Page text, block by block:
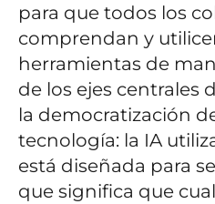
para que todos los
comprendan y
herramientas de
de los ejes centrales
la democratización
tecnología: la IA
está diseñada para
que significa que